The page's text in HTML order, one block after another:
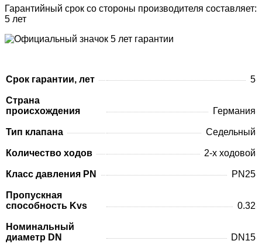
Гарантийный срок со стороны производителя составляет:
5 лет
Срок гарантии, лет 5
Страна
происхождения
Германия
Тип клапана Седельный
Количество ходов 2-х ходовой
Класс давления PN PN25
Пропускная
способность Kvs
0.32
Номинальный
диаметр DN
DN15